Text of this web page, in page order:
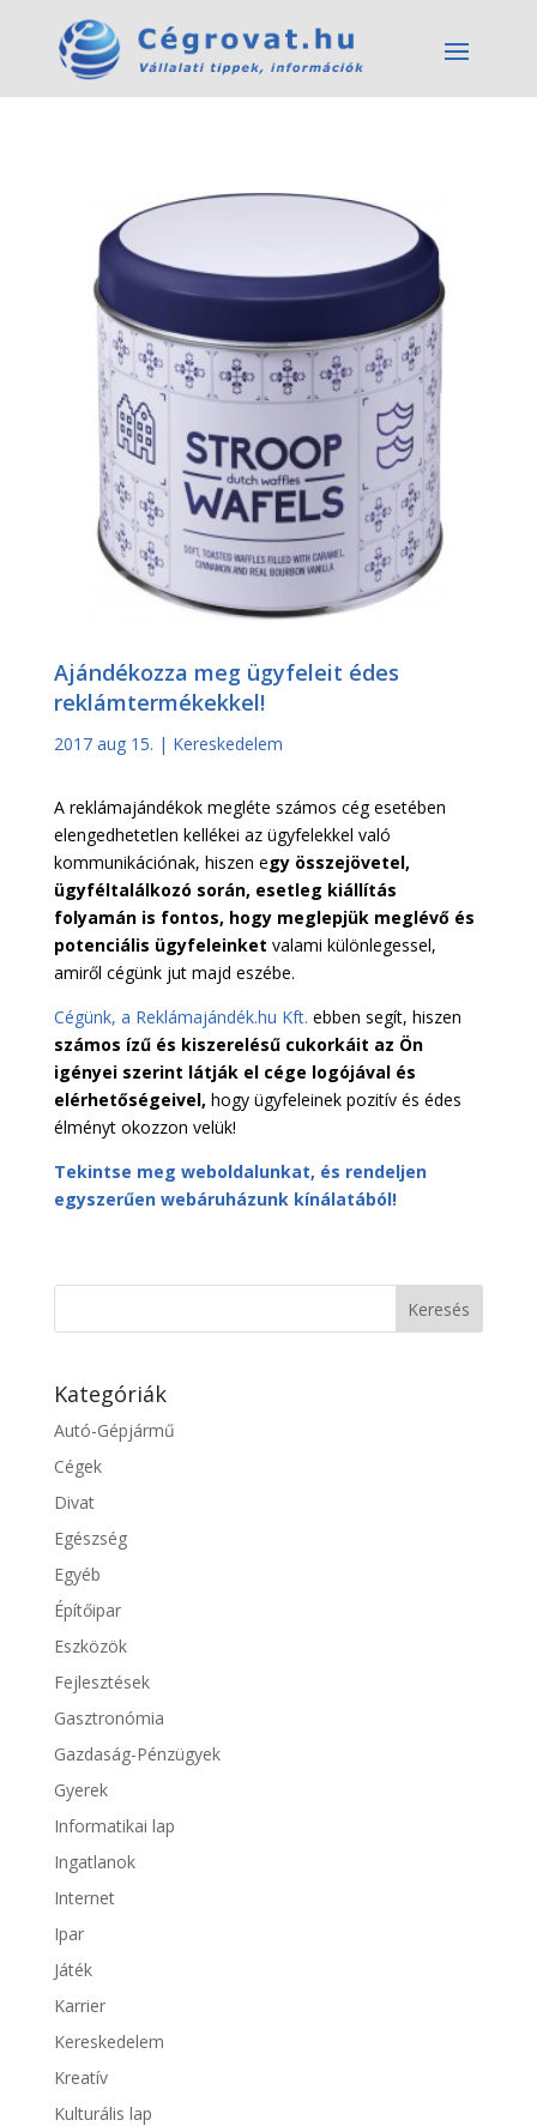
Ajándékozza meg ügyfeleit édes
reklámtermékekkel!
2017 aug 15. | Kereskedelem
A reklámajándékok megléte számos cég esetében
elengedhetetlen kellékei az ügyfelekkel való
kommunikációnak, hiszen egy összejövetel,
ügyféltalálkozó során, esetleg kiállítás
folyamán is fontos, hogy meglepjük meglévő és
potenciális ügyfeleinket valami különlegessel,
amiről cégünk jut majd eszébe.
Cégünk, a Reklámajándék.hu Kft. ebben segít, hiszen
számos ízű és kiszerelésű cukorkáit az Ön
igényei szerint látják el cége logójával és
elérhetőségeivel, hogy ügyfeleinek pozitív és édes
élményt okozzon velük!
Tekintse meg weboldalunkat, és rendeljen
egyszerűen webáruházunk kínálatából!
Kategóriák
Autó-Gépjármű
Cégek
Divat
Egészség
Egyéb
Építőipar
Eszközök
Fejlesztések
Gasztronómia
Gazdaság-Pénzügyek
Gyerek
Informatikai lap
Ingatlanok
Internet
Ipar
Játék
Karrier
Kereskedelem
Kreatív
Kulturális lap